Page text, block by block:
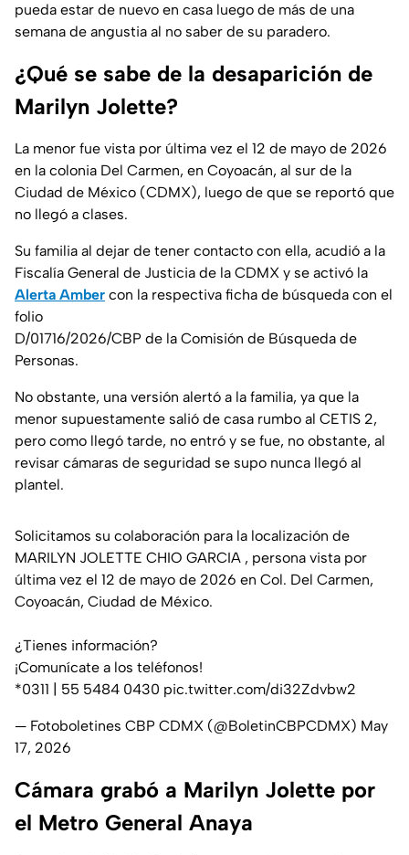
pueda estar de nuevo en casa luego de más de una
semana de angustia al no saber de su paradero.
¿Qué se sabe de la desaparición de
Marilyn Jolette?
La menor fue vista por última vez el 12 de mayo de 2026
en la colonia Del Carmen, en Coyoacán, al sur de la
Ciudad de México (CDMX), luego de que se reportó que
no llegó a clases.
Su familia al dejar de tener contacto con ella, acudió a la
Fiscalía General de Justicia de la CDMX y se activó la
Alerta Amber con la respectiva ficha de búsqueda con el
folio
D/01716/2026/CBP de la Comisión de Búsqueda de
Personas.
No obstante, una versión alertó a la familia, ya que la
menor supuestamente salió de casa rumbo al CETIS 2,
pero como llegó tarde, no entró y se fue, no obstante, al
revisar cámaras de seguridad se supo nunca llegó al
plantel.
Solicitamos su colaboración para la localización de
MARILYN JOLETTE CHIO GARCIA , persona vista por
última vez el 12 de mayo de 2026 en Col. Del Carmen,
Coyoacán, Ciudad de México.
¿Tienes información?
¡Comunícate a los teléfonos!
*0311 | 55 5484 0430 pic.twitter.com/di32Zdvbw2
— Fotoboletines CBP CDMX (@BoletinCBPCDMX) May
17, 2026
Cámara grabó a Marilyn Jolette por
el Metro General Anaya